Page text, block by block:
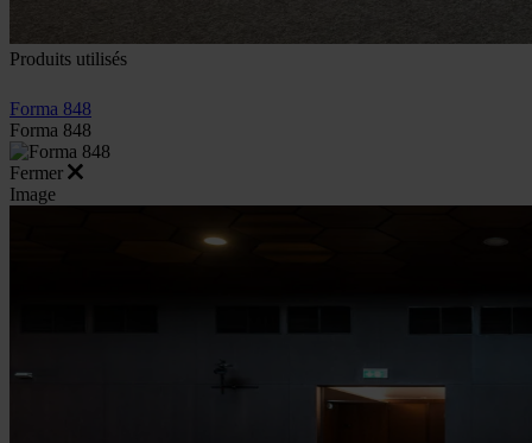
Produits utilisés
Forma 848
Forma 848
Fermer
Image